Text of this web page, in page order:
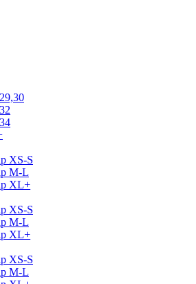
XS-S
M-L
XL+
XS-S
M-L
XL+
XS-S
M-L